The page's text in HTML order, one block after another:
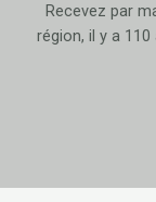
Recevez par
région, il y a